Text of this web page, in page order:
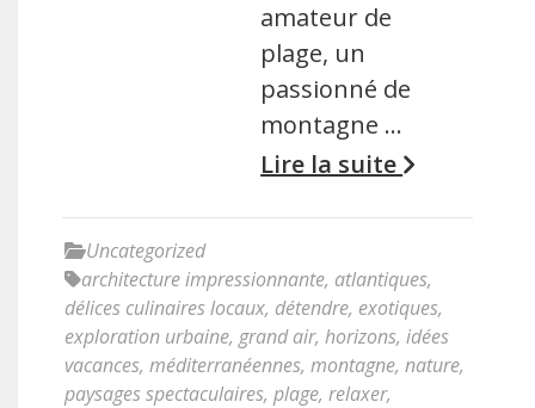
amateur de
plage, un
passionné de
montagne …
Lire la suite
Uncategorized
architecture impressionnante, atlantiques,
délices culinaires locaux, détendre, exotiques,
exploration urbaine, grand air, horizons, idées
vacances, méditerranéennes, montagne, nature,
paysages spectaculaires, plage, relaxer,